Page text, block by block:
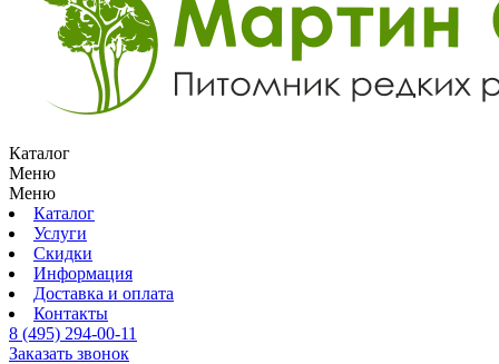
Каталог
Меню
Меню
Каталог
Услуги
Скидки
Информация
Доставка и оплата
Контакты
8 (495) 294-00-11
Заказать звонок